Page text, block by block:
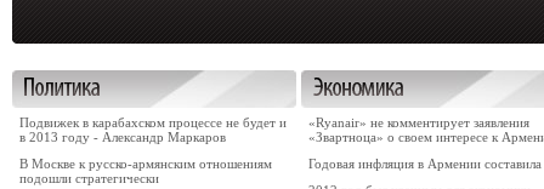
Подвижек в карабахском процессе не будет и
в 2013 году - Александр Маркаров
В Москве к русско-армянским отношениям
подошли стратегически
«Ryanair» не комментирует заявления
«Звартноца» о своем интересе к
Годовая инфляция в Армении